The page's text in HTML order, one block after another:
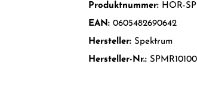
Produktnummer: HOR-
EAN: 0605482690642
Hersteller: Spektrum
Hersteller-Nr.: